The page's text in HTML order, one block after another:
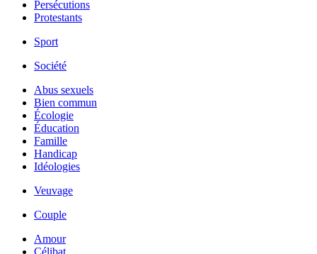
Persécutions
Protestants
Sport
Société
Abus sexuels
Bien commun
Écologie
Éducation
Famille
Handicap
Idéologies
Veuvage
Couple
Amour
Célibat